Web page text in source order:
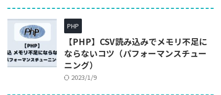
PHP
【PHP】CSV読み込みでメモリ不足に
ならないコツ（パフォーマンスチュー
ニング）
2023/1/9